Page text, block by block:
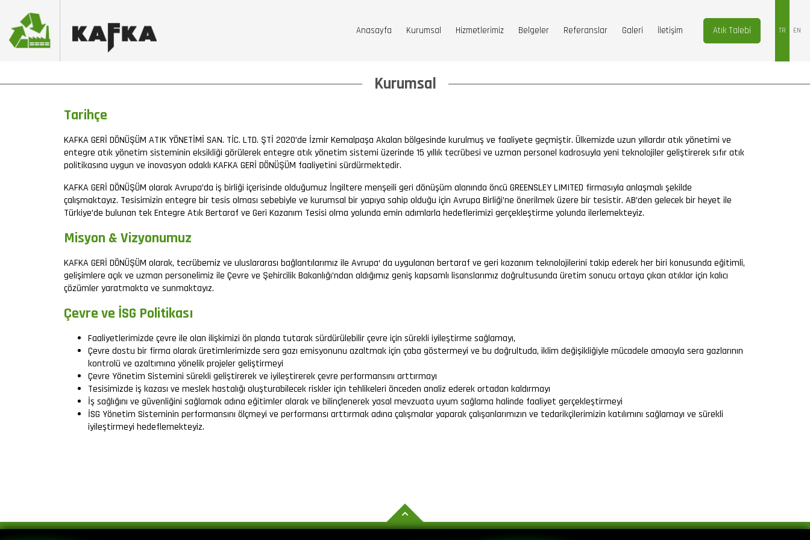
Anasayfa Kurumsal Hizmetlerimiz Belgeler Referanslar Galeri İletişim Atık Talebi TR EN
Kurumsal
Tarihçe
KAFKA GERİ DÖNÜŞÜM ATIK YÖNETİMİ SAN. TİC. LTD. ŞTİ 2020’de İzmir Kemalpaşa Akalan bölgesinde kurulmuş ve faaliyete geçmiştir. Ülkemizde uzun yıllardır atık yönetimi ve
entegre atık yönetim sisteminin eksikliği görülerek entegre atık yönetim sistemi üzerinde 15 yıllık tecrübesi ve uzman personel kadrosuyla yeni teknolojiler geliştirerek sıfır atık
politikasına uygun ve inovasyon odaklı KAFKA GERİ DÖNÜŞÜM faaliyetini sürdürmektedir.
KAFKA GERİ DÖNÜŞÜM olarak Avrupa’da iş birliği içerisinde olduğumuz İngiltere menşeili geri dönüşüm alanında öncü GREENSLEY LIMITED firmasıyla anlaşmalı şekilde
çalışmaktayız. Tesisimizin entegre bir tesis olması sebebiyle ve kurumsal bir yapıya sahip olduğu için Avrupa Birliği’ne önerilmek üzere bir tesistir. AB’den gelecek bir heyet ile
Türkiye’de bulunan tek Entegre Atık Bertaraf ve Geri Kazanım Tesisi olma yolunda emin adımlarla hedeflerimizi gerçekleştirme yolunda ilerlemekteyiz.
Misyon & Vizyonumuz
KAFKA GERİ DÖNÜŞÜM olarak, tecrübemiz ve uluslararası bağlantılarımız ile Avrupa‘ da uygulanan bertaraf ve geri kazanım teknolojilerini takip ederek her biri konusunda eğitimli,
gelişimlere açık ve uzman personelimiz ile Çevre ve Şehircilik Bakanlığı’ndan aldığımız geniş kapsamlı lisanslarımız doğrultusunda üretim sonucu ortaya çıkan atıklar için kalıcı
çözümler yaratmakta ve sunmaktayız.
Çevre ve İSG Politikası
Faaliyetlerimizde çevre ile olan ilişkimizi ön planda tutarak sürdürülebilir çevre için sürekli iyileştirme sağlamayı,
Çevre dostu bir firma olarak üretimlerimizde sera gazı emisyonunu azaltmak için çaba göstermeyi ve bu doğrultuda, iklim değişikliğiyle mücadele amacıyla sera gazlarının
kontrolü ve azaltımına yönelik projeler geliştirmeyi
Çevre Yönetim Sistemini sürekli geliştirerek ve iyileştirerek çevre performansını arttırmayı
Tesisimizde iş kazası ve meslek hastalığı oluşturabilecek riskler için tehlikeleri önceden analiz ederek ortadan kaldırmayı
İş sağlığını ve güvenliğini sağlamak adına eğitimler alarak ve bilinçlenerek yasal mevzuata uyum sağlama halinde faaliyet gerçekleştirmeyi
İSG Yönetim Sisteminin performansını ölçmeyi ve performansı arttırmak adına çalışmalar yaparak çalışanlarımızın ve tedarikçilerimizin katılımını sağlamayı ve sürekli
iyileştirmeyi hedeflemekteyiz.